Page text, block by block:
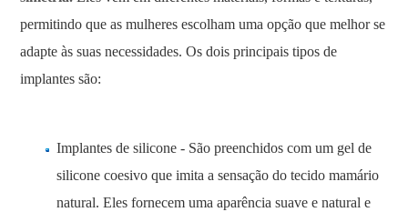
permitindo que as mulheres escolham uma opção que melhor se
adapte às suas necessidades. Os dois principais tipos de
implantes são:
Implantes de silicone - São preenchidos com um gel de
silicone coesivo que imita a sensação do tecido mamário
natural. Eles fornecem uma aparência suave e natural e